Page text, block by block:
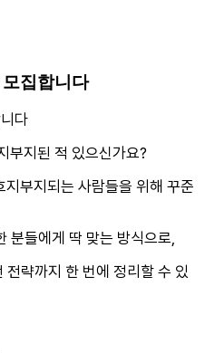
모집합니다
다
부지된 적 있으신가요?
부지되는 사람들을 위해 꾸준
분들에게 딱 맞는 방식으로,
략까지 한 번에 정리할 수 있